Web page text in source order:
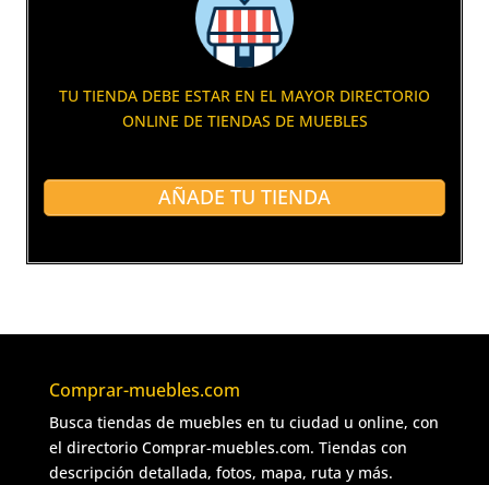
TU TIENDA DEBE ESTAR EN EL MAYOR DIRECTORIO
ONLINE DE TIENDAS DE MUEBLES
AÑADE TU TIENDA
Comprar-muebles.com
Busca tiendas de muebles en tu ciudad u online, con
el directorio Comprar-muebles.com. Tiendas con
descripción detallada, fotos, mapa, ruta y más.